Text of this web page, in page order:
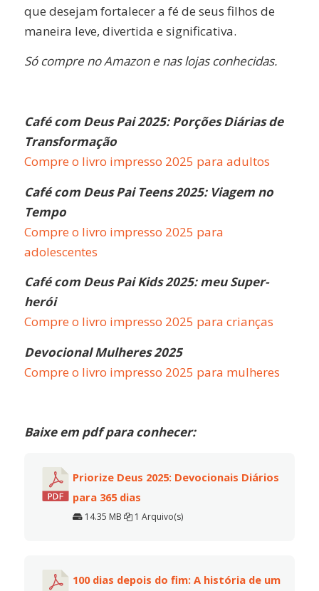
que desejam fortalecer a fé de seus filhos de
maneira leve, divertida e significativa.
Só compre no Amazon e nas lojas conhecidas.
Café com Deus Pai 2025: Porções Diárias de
Transformação
Compre o livro impresso 2025 para adultos
Café com Deus Pai Teens 2025: Viagem no
Tempo
Compre o livro impresso 2025 para
adolescentes
Café com Deus Pai Kids 2025: meu Super-
herói
Compre o livro impresso 2025 para crianças
Devocional Mulheres 2025
Compre o livro impresso 2025 para mulheres
Baixe em pdf para conhecer:
Priorize Deus 2025: Devocionais Diários
para 365 dias
14.35 MB 1 Arquivo(s)
100 dias depois do fim: A história de um